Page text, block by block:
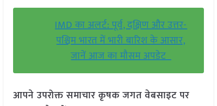
IMD का अलर्ट: पूर्व, दक्षिण और उत्तर-
पश्चिम भारत में भारी बारिश के आसार,
जानें आज का मौसम अपडेट
आपने उपरोक्त समाचार कृषक जगत वेबसाइट पर